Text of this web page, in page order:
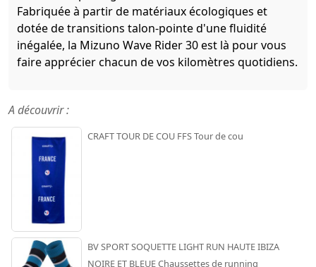
Fabriquée à partir de matériaux écologiques et
dotée de transitions talon-pointe d'une fluidité
inégalée, la Mizuno Wave Rider 30 est là pour vous
faire apprécier chacun de vos kilomètres quotidiens.
A découvrir :
CRAFT TOUR DE COU FFS Tour de cou
BV SPORT SOQUETTE LIGHT RUN HAUTE IBIZA
NOIRE ET BLEUE Chaussettes de running